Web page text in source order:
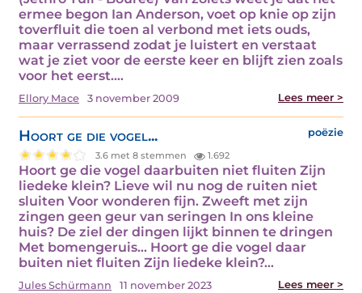
ermee begon Ian Anderson, voet op knie op zijn
toverfluit die toen al verbond met iets ouds,
maar verrassend zodat je luistert en verstaat
wat je ziet voor de eerste keer en blijft zien zoals
voor het eerst.…
Ellory Mace 3 november 2009 Lees meer >
Hoort ge die vogel... poëzie
3.6 met 8 stemmen 1.692
Hoort ge die vogel daarbuiten niet fluiten Zijn
liedeke klein? Lieve wil nu nog de ruiten niet
sluiten Voor wonderen fijn. Zweeft met zijn
zingen geen geur van seringen In ons kleine
huis? De ziel der dingen lijkt binnen te dringen
Met bomengeruis... Hoort ge die vogel daar
buiten niet fluiten Zijn liedeke klein?…
Jules Schürmann 11 november 2023 Lees meer >